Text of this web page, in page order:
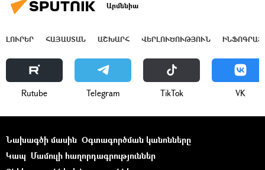
Արմենիա
ԼՈՒՐԵՐ ՀԱՅԱՍՏԱՆ ԱՇԽԱՐՀ ՎԵՐԼՈՒԾՈՒԹՅՈՒՆ
Rutube Telegram ТikТоk VK
Նախագծի մասին Օգտագործման կանոնները
Կապ Մամուլի հաղորդագրություններ